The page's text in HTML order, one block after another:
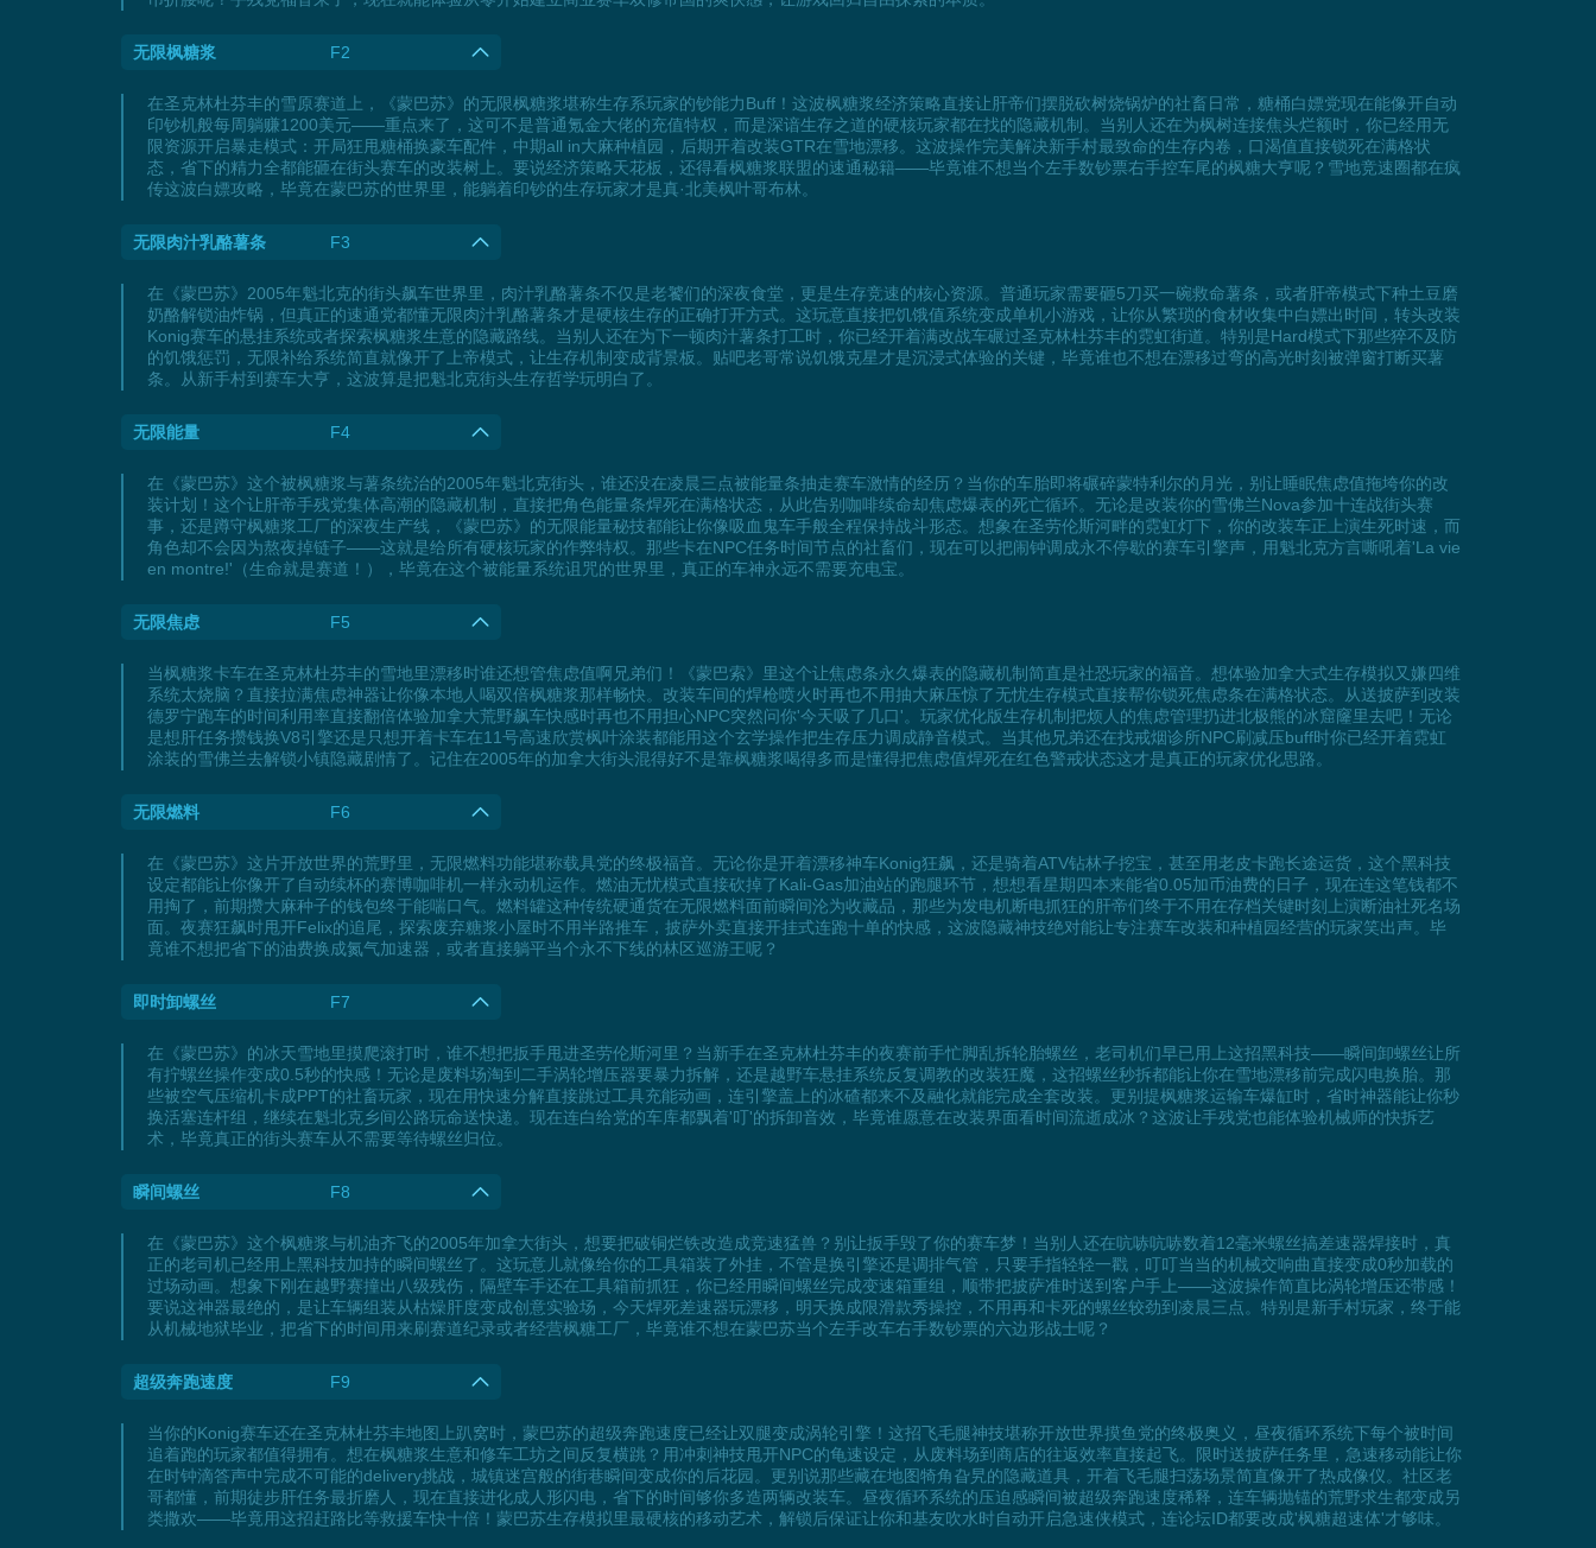
无限枫糖浆 F2
在圣克林杜芬丰的雪原赛道上，《蒙巴苏》的无限枫糖浆堪称生存系玩家的钞能力Buff！这波枫糖浆经济策略直接让肝帝们摆脱砍树烧锅炉的社畜日常，糖桶白嫖党现在能像开自动
印钞机般每周躺赚1200美元——重点来了，这可不是普通氪金大佬的充值特权，而是深谙生存之道的硬核玩家都在找的隐藏机制。当别人还在为枫树连接焦头烂额时，你已经用无
限资源开启暴走模式：开局狂甩糖桶换豪车配件，中期all in大麻种植园，后期开着改装GTR在雪地漂移。这波操作完美解决新手村最致命的生存内卷，口渴值直接锁死在满格状
态，省下的精力全都能砸在街头赛车的改装树上。要说经济策略天花板，还得看枫糖浆联盟的速通秘籍——毕竟谁不想当个左手数钞票右手控车尾的枫糖大亨呢？雪地竞速圈都在疯
传这波白嫖攻略，毕竟在蒙巴苏的世界里，能躺着印钞的生存玩家才是真·北美枫叶哥布林。
无限肉汁乳酪薯条 F3
在《蒙巴苏》2005年魁北克的街头飙车世界里，肉汁乳酪薯条不仅是老饕们的深夜食堂，更是生存竞速的核心资源。普通玩家需要砸5刀买一碗救命薯条，或者肝帝模式下种土豆磨
奶酪解锁油炸锅，但真正的速通党都懂无限肉汁乳酪薯条才是硬核生存的正确打开方式。这玩意直接把饥饿值系统变成单机小游戏，让你从繁琐的食材收集中白嫖出时间，转头改装
Konig赛车的悬挂系统或者探索枫糖浆生意的隐藏路线。当别人还在为下一顿肉汁薯条打工时，你已经开着满改战车碾过圣克林杜芬丰的霓虹街道。特别是Hard模式下那些猝不及防
的饥饿惩罚，无限补给系统简直就像开了上帝模式，让生存机制变成背景板。贴吧老哥常说饥饿克星才是沉浸式体验的关键，毕竟谁也不想在漂移过弯的高光时刻被弹窗打断买薯
条。从新手村到赛车大亨，这波算是把魁北克街头生存哲学玩明白了。
无限能量 F4
在《蒙巴苏》这个被枫糖浆与薯条统治的2005年魁北克街头，谁还没在凌晨三点被能量条抽走赛车激情的经历？当你的车胎即将碾碎蒙特利尔的月光，别让睡眠焦虑值拖垮你的改
装计划！这个让肝帝手残党集体高潮的隐藏机制，直接把角色能量条焊死在满格状态，从此告别咖啡续命却焦虑爆表的死亡循环。无论是改装你的雪佛兰Nova参加十连战街头赛
事，还是蹲守枫糖浆工厂的深夜生产线，《蒙巴苏》的无限能量秘技都能让你像吸血鬼车手般全程保持战斗形态。想象在圣劳伦斯河畔的霓虹灯下，你的改装车正上演生死时速，而
角色却不会因为熬夜掉链子——这就是给所有硬核玩家的作弊特权。那些卡在NPC任务时间节点的社畜们，现在可以把闹钟调成永不停歇的赛车引擎声，用魁北克方言嘶吼着'La vie
en montre!'（生命就是赛道！），毕竟在这个被能量系统诅咒的世界里，真正的车神永远不需要充电宝。
无限焦虑 F5
当枫糖浆卡车在圣克林杜芬丰的雪地里漂移时谁还想管焦虑值啊兄弟们！《蒙巴索》里这个让焦虑条永久爆表的隐藏机制简直是社恐玩家的福音。想体验加拿大式生存模拟又嫌四维
系统太烧脑？直接拉满焦虑神器让你像本地人喝双倍枫糖浆那样畅快。改装车间的焊枪喷火时再也不用抽大麻压惊了无忧生存模式直接帮你锁死焦虑条在满格状态。从送披萨到改装
德罗宁跑车的时间利用率直接翻倍体验加拿大荒野飙车快感时再也不用担心NPC突然问你'今天吸了几口'。玩家优化版生存机制把烦人的焦虑管理扔进北极熊的冰窟窿里去吧！无论
是想肝任务攒钱换V8引擎还是只想开着卡车在11号高速欣赏枫叶涂装都能用这个玄学操作把生存压力调成静音模式。当其他兄弟还在找戒烟诊所NPC刷减压buff时你已经开着霓虹
涂装的雪佛兰去解锁小镇隐藏剧情了。记住在2005年的加拿大街头混得好不是靠枫糖浆喝得多而是懂得把焦虑值焊死在红色警戒状态这才是真正的玩家优化思路。
无限燃料 F6
在《蒙巴苏》这片开放世界的荒野里，无限燃料功能堪称载具党的终极福音。无论你是开着漂移神车Konig狂飙，还是骑着ATV钻林子挖宝，甚至用老皮卡跑长途运货，这个黑科技
设定都能让你像开了自动续杯的赛博咖啡机一样永动机运作。燃油无忧模式直接砍掉了Kali-Gas加油站的跑腿环节，想想看星期四本来能省0.05加币油费的日子，现在连这笔钱都不
用掏了，前期攒大麻种子的钱包终于能喘口气。燃料罐这种传统硬通货在无限燃料面前瞬间沦为收藏品，那些为发电机断电抓狂的肝帝们终于不用在存档关键时刻上演断油社死名场
面。夜赛狂飙时甩开Felix的追尾，探索废弃糖浆小屋时不用半路推车，披萨外卖直接开挂式连跑十单的快感，这波隐藏神技绝对能让专注赛车改装和种植园经营的玩家笑出声。毕
竟谁不想把省下的油费换成氮气加速器，或者直接躺平当个永不下线的林区巡游王呢？
即时卸螺丝 F7
在《蒙巴苏》的冰天雪地里摸爬滚打时，谁不想把扳手甩进圣劳伦斯河里？当新手在圣克林杜芬丰的夜赛前手忙脚乱拆轮胎螺丝，老司机们早已用上这招黑科技——瞬间卸螺丝让所
有拧螺丝操作变成0.5秒的快感！无论是废料场淘到二手涡轮增压器要暴力拆解，还是越野车悬挂系统反复调教的改装狂魔，这招螺丝秒拆都能让你在雪地漂移前完成闪电换胎。那
些被空气压缩机卡成PPT的社畜玩家，现在用快速分解直接跳过工具充能动画，连引擎盖上的冰碴都来不及融化就能完成全套改装。更别提枫糖浆运输车爆缸时，省时神器能让你秒
换活塞连杆组，继续在魁北克乡间公路玩命送快递。现在连白给党的车库都飘着'叮'的拆卸音效，毕竟谁愿意在改装界面看时间流逝成冰？这波让手残党也能体验机械师的快拆艺
术，毕竟真正的街头赛车从不需要等待螺丝归位。
瞬间螺丝 F8
在《蒙巴苏》这个枫糖浆与机油齐飞的2005年加拿大街头，想要把破铜烂铁改造成竞速猛兽？别让扳手毁了你的赛车梦！当别人还在吭哧吭哧数着12毫米螺丝搞差速器焊接时，真
正的老司机已经用上黑科技加持的瞬间螺丝了。这玩意儿就像给你的工具箱装了外挂，不管是换引擎还是调排气管，只要手指轻轻一戳，叮叮当当的机械交响曲直接变成0秒加载的
过场动画。想象下刚在越野赛撞出八级残伤，隔壁车手还在工具箱前抓狂，你已经用瞬间螺丝完成变速箱重组，顺带把披萨准时送到客户手上——这波操作简直比涡轮增压还带感！
要说这神器最绝的，是让车辆组装从枯燥肝度变成创意实验场，今天焊死差速器玩漂移，明天换成限滑款秀操控，不用再和卡死的螺丝较劲到凌晨三点。特别是新手村玩家，终于能
从机械地狱毕业，把省下的时间用来刷赛道纪录或者经营枫糖工厂，毕竟谁不想在蒙巴苏当个左手改车右手数钞票的六边形战士呢？
超级奔跑速度 F9
当你的Konig赛车还在圣克林杜芬丰地图上趴窝时，蒙巴苏的超级奔跑速度已经让双腿变成涡轮引擎！这招飞毛腿神技堪称开放世界摸鱼党的终极奥义，昼夜循环系统下每个被时间
追着跑的玩家都值得拥有。想在枫糖浆生意和修车工坊之间反复横跳？用冲刺神技甩开NPC的龟速设定，从废料场到商店的往返效率直接起飞。限时送披萨任务里，急速移动能让你
在时钟滴答声中完成不可能的delivery挑战，城镇迷宫般的街巷瞬间变成你的后花园。更别说那些藏在地图犄角旮旯的隐藏道具，开着飞毛腿扫荡场景简直像开了热成像仪。社区老
哥都懂，前期徒步肝任务最折磨人，现在直接进化成人形闪电，省下的时间够你多造两辆改装车。昼夜循环系统的压迫感瞬间被超级奔跑速度稀释，连车辆抛锚的荒野求生都变成另
类撒欢——毕竟用这招赶路比等救援车快十倍！蒙巴苏生存模拟里最硬核的移动艺术，解锁后保证让你和基友吹水时自动开启急速侠模式，连论坛ID都要改成'枫糖超速体'才够味。